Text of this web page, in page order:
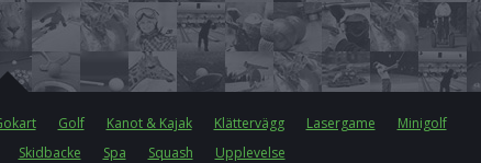
Golf Kanot & Kajak Klättervägg Lasergame
Minigolf
Skidbacke Spa Squash Upplevelse